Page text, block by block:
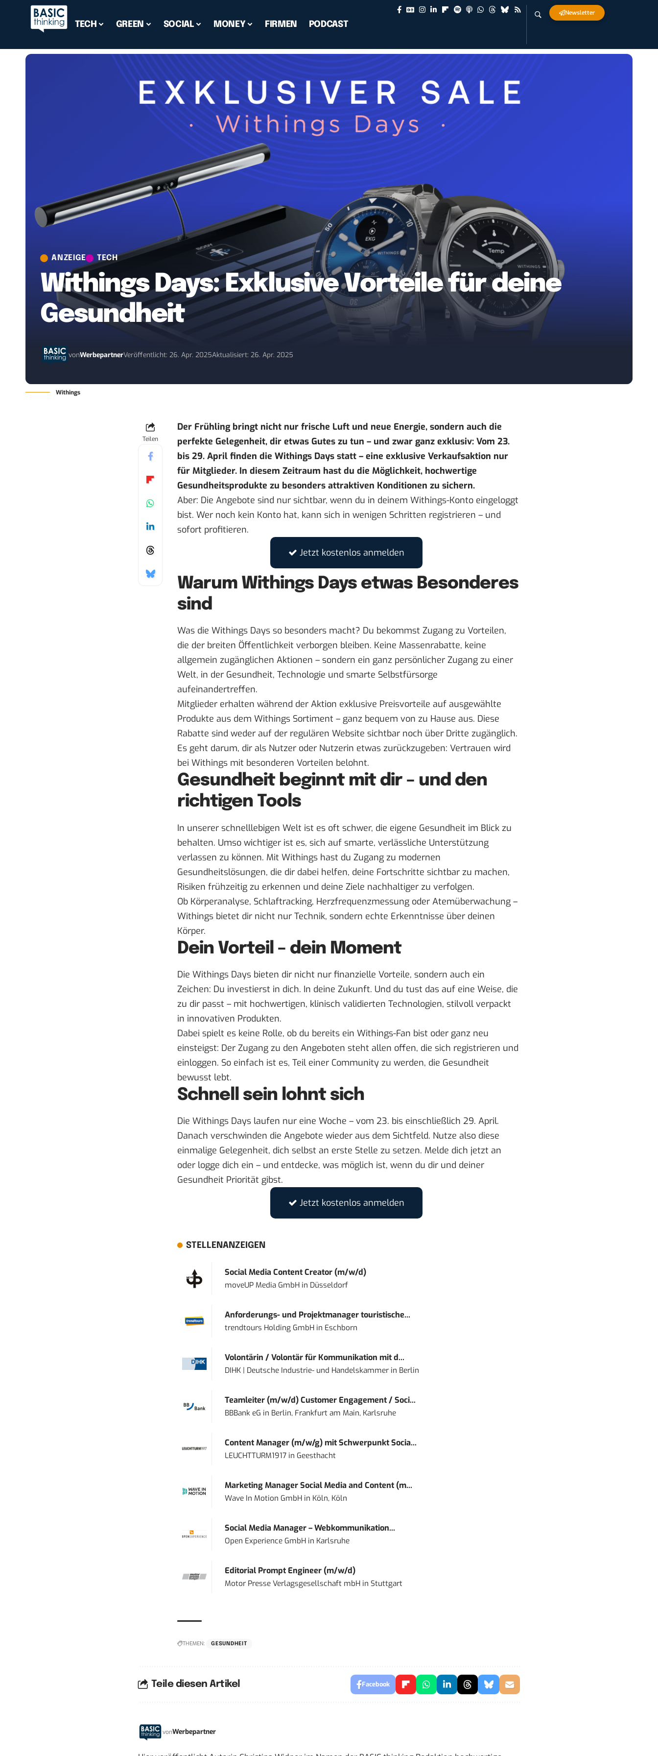
TECH GREEN SOCIAL MONEY FIRMEN PODCAST
Newsletter
ANZEIGE TECH
Withings Days: Exklusive Vorteile für deine
Gesundheit
vonWerbepartnerVeröffentlicht: 26. Apr. 2025Aktualisiert: 26. Apr. 2025
Withings
Teilen
Der Frühling bringt nicht nur frische Luft und neue Energie, sondern auch die
perfekte Gelegenheit, dir etwas Gutes zu tun – und zwar ganz exklusiv: Vom 23.
bis 29. April finden die Withings Days statt – eine exklusive Verkaufsaktion nur
für Mitglieder. In diesem Zeitraum hast du die Möglichkeit, hochwertige
Gesundheitsprodukte zu besonders attraktiven Konditionen zu sichern.
Aber: Die Angebote sind nur sichtbar, wenn du in deinem Withings-Konto eingeloggt
bist. Wer noch kein Konto hat, kann sich in wenigen Schritten registrieren – und
sofort profitieren.
Jetzt kostenlos anmelden
Warum Withings Days etwas Besonderes
sind
Was die Withings Days so besonders macht? Du bekommst Zugang zu Vorteilen,
die der breiten Öffentlichkeit verborgen bleiben. Keine Massenrabatte, keine
allgemein zugänglichen Aktionen – sondern ein ganz persönlicher Zugang zu einer
Welt, in der Gesundheit, Technologie und smarte Selbstfürsorge
aufeinandertreffen.
Mitglieder erhalten während der Aktion exklusive Preisvorteile auf ausgewählte
Produkte aus dem Withings Sortiment – ganz bequem von zu Hause aus. Diese
Rabatte sind weder auf der regulären Website sichtbar noch über Dritte zugänglich.
Es geht darum, dir als Nutzer oder Nutzerin etwas zurückzugeben: Vertrauen wird
bei Withings mit besonderen Vorteilen belohnt.
Gesundheit beginnt mit dir – und den
richtigen Tools
In unserer schnelllebigen Welt ist es oft schwer, die eigene Gesundheit im Blick zu
behalten. Umso wichtiger ist es, sich auf smarte, verlässliche Unterstützung
verlassen zu können. Mit Withings hast du Zugang zu modernen
Gesundheitslösungen, die dir dabei helfen, deine Fortschritte sichtbar zu machen,
Risiken frühzeitig zu erkennen und deine Ziele nachhaltiger zu verfolgen.
Ob Körperanalyse, Schlaftracking, Herzfrequenzmessung oder Atemüberwachung –
Withings bietet dir nicht nur Technik, sondern echte Erkenntnisse über deinen
Körper.
Dein Vorteil – dein Moment
Die Withings Days bieten dir nicht nur finanzielle Vorteile, sondern auch ein
Zeichen: Du investierst in dich. In deine Zukunft. Und du tust das auf eine Weise, die
zu dir passt – mit hochwertigen, klinisch validierten Technologien, stilvoll verpackt
in innovativen Produkten.
Dabei spielt es keine Rolle, ob du bereits ein Withings-Fan bist oder ganz neu
einsteigst: Der Zugang zu den Angeboten steht allen offen, die sich registrieren und
einloggen. So einfach ist es, Teil einer Community zu werden, die Gesundheit
bewusst lebt.
Schnell sein lohnt sich
Die Withings Days laufen nur eine Woche – vom 23. bis einschließlich 29. April.
Danach verschwinden die Angebote wieder aus dem Sichtfeld. Nutze also diese
einmalige Gelegenheit, dich selbst an erste Stelle zu setzen. Melde dich jetzt an
oder logge dich ein – und entdecke, was möglich ist, wenn du dir und deiner
Gesundheit Priorität gibst.
Jetzt kostenlos anmelden
STELLENANZEIGEN
Social Media Content Creator (m/w/d)
moveUP Media GmbHin Düsseldorf
Anforderungs- und Projektmanager touristische...
trendtours Holding GmbHin Eschborn
Volontärin / Volontär für Kommunikation mit d...
DIHK | Deutsche Industrie- und Handelskammerin Berlin
Teamleiter (m/w/d) Customer Engagement / Soci...
BBBank eG in Berlin, Frankfurt am Main, Karlsruhe
Content Manager (m/w/g) mit Schwerpunkt Socia...
LEUCHTTURM1917in Geesthacht
Marketing Manager Social Media and Content (m...
Wave In Motion GmbHin Köln, Köln
Social Media Manager – Webkommunikation...
Open Experience GmbHin Karlsruhe
Editorial Prompt Engineer (m/w/d)
Motor Presse Verlagsgesellschaft mbHin Stuttgart
THEMEN: GESUNDHEIT
Teile diesen Artikel Facebook
vonWerbepartner